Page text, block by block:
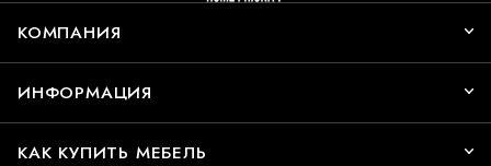
КОМПАНИЯ
ИНФОРМАЦИЯ
КАК КУПИТЬ МЕБЕЛЬ